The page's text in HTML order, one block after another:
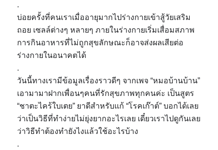
.
บ่อยครั้งที่คนเราเมื่ออายุมากไปร่างกายเข้าสู้วัยเสริม
ถอย เซลล์ต่างๆ หลายๆ ภายในร่างกายเริ่มเสื่อมสภาพ
การกินอาหารที่ไม่ถูกสุขลักษณะก็อาจส่งผลเสียต่อ
ร่างกายในอนาคตได้
.
วันนี้ทางเรามีข้อมูลเรื่องราวดีๆ จากเพจ “หมอบ้านบ้าน”
เอามามาฝากเพื่อนๆคนที่รักสุขภาพทุกคนค่ะ เป็นสูตร
“ชาตะไคร้ใบเตย” ยาดีสำหรับแก้ “โรคเก๊าต์” บอกได้เลย
ว่าเป็นวิธีที่ทำง่ายไม่ยุ่งยากอะไรเลย เดี๋ยวเราไปดูกันเลย
ว่าวิธีทำต้องทำยังไงแล้วใช้อะไรบ้าง
.